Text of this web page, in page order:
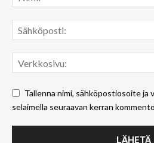
Tallenna nimi, sähköpostiosoite ja
selaimella seuraavan kerran